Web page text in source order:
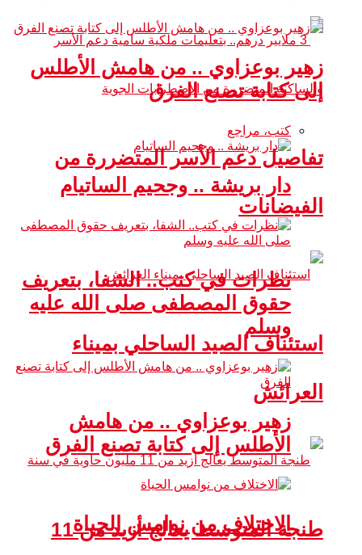
تفاصيل دعم الأسر المتضررة من
الفيضانات
استئناف الصيد الساحلي بميناء
العرائش
طنجة المتوسط يعالج أزيد من 11
زهير بوعزاوي .. من هامش الأطلس
إلى كتابة تصنع الفرق
كتب، مراجع
دار بريشة .. وجحيم الساتيام
نظرات في كتب.. الشفا، بتعريف
حقوق المصطفى صلى الله عليه
وسلم
زهير بوعزاوي .. من هامش
الأطلس إلى كتابة تصنع الفرق
الاختلاف من نوامس الحياة